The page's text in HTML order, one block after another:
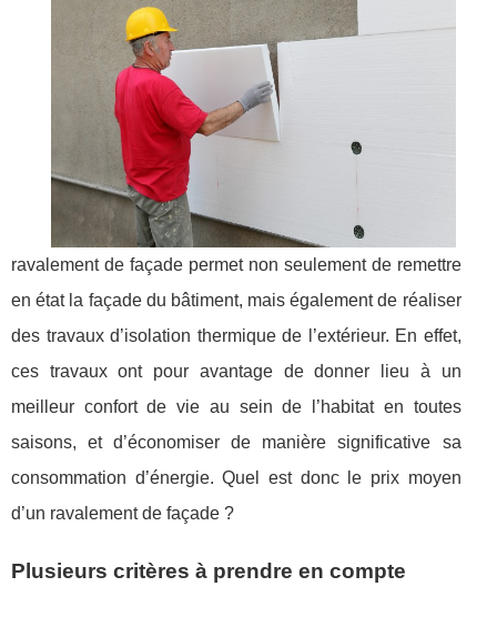
ravalement de façade permet non seulement de remettre
en état la façade du bâtiment, mais également de réaliser
des travaux d’isolation thermique de l’extérieur. En effet,
ces travaux ont pour avantage de donner lieu à un
meilleur confort de vie au sein de l’habitat en toutes
saisons, et d’économiser de manière significative sa
consommation d’énergie. Quel est donc le prix moyen
d’un ravalement de façade ?
Plusieurs critères à prendre en compte